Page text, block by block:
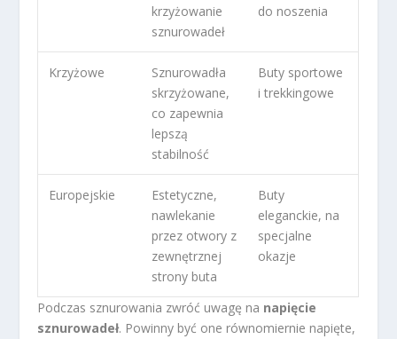
krzyżowanie
sznurowadeł
do noszenia
Krzyżowe
Sznurowadła
skrzyżowane,
co zapewnia
lepszą
stabilność
Buty sportowe
i trekkingowe
Europejskie
Estetyczne,
nawlekanie
przez otwory z
zewnętrznej
strony buta
Buty
eleganckie, na
specjalne
okazje
Podczas sznurowania zwróć uwagę na napięcie
sznurowadeł. Powinny być one równomiernie napięte,